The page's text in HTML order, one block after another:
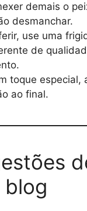
demais o
desmanchar.
use uma
de
toque especial,
ao final.
blog